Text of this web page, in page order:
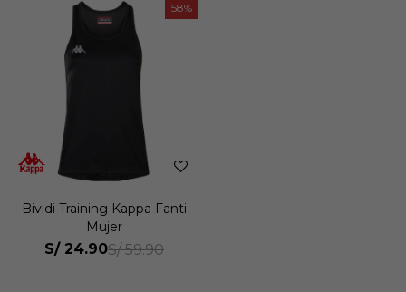
58
Bividi Training Kappa Fanti
Mujer
S/ 24.90S/ 59.90